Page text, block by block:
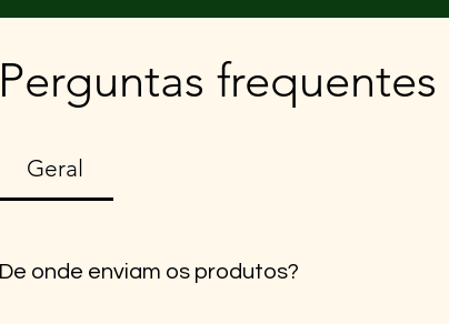
Perguntas frequentes
Geral
De onde enviam os produtos?